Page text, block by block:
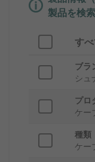
製品を検
す
ブラ
シュ
プロ
ケー
種類
ケー